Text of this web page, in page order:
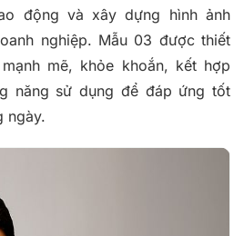
động và xây dựng hình ảnh
nghiệp. Mẫu 03 được thiết
mẽ, khỏe khoắn, kết hợp
năng sử dụng để đáp ứng tốt
ngày.